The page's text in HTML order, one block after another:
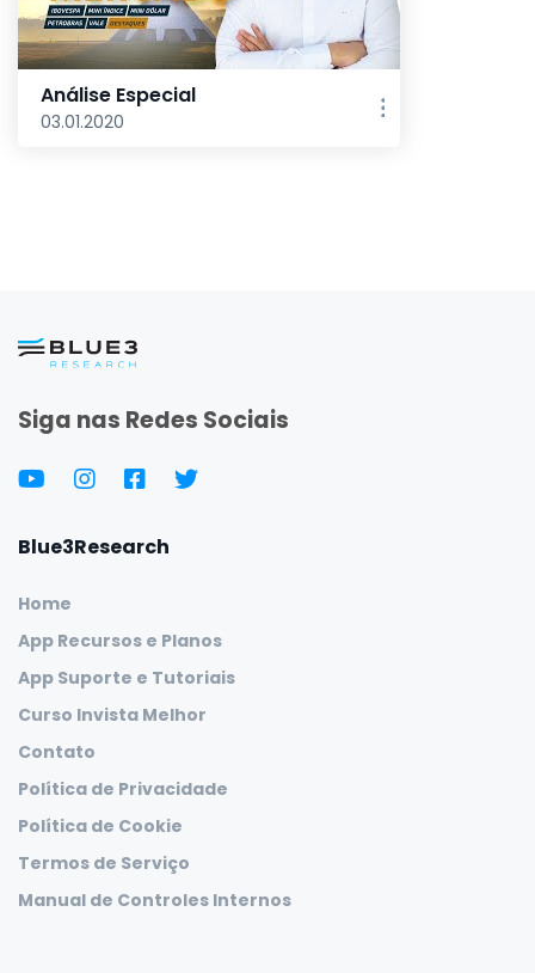
Análise Especial
03.01.2020
Siga nas Redes Sociais
Blue3Research
Home
App Recursos e Planos
App Suporte e Tutoriais
Curso Invista Melhor
Contato
Política de Privacidade
Política de Cookie
Termos de Serviço
Manual de Controles Internos